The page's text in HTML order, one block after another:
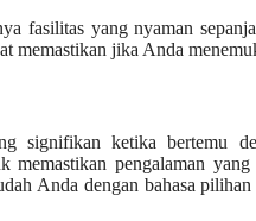
fasilitas yang nyaman
memastikan jika Anda
signifikan ketika bertemu
pengalaman
Anda dengan bahasa